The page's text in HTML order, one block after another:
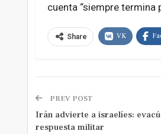
cuenta “siempre termina
Share VK
PREV POST
Irán advierte a israelíes:
respuesta militar